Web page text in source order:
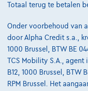
Autosphere Center
Vergelijk
Totaal terug te betalen
Onder voorbehoud van
door Alpha Credit s.a.,
1000 Brussel, BTW BE
TCS Mobility S.A., agent
B12, 1000 Brussel, BTW
RPM Brussel. Het